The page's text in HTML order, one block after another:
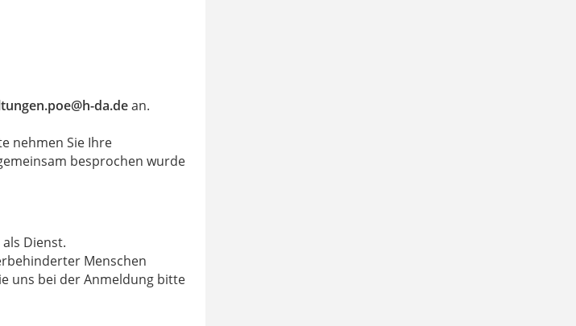
da.dean.
nehmen Sie Ihre
besprochen wurde
Dienst.
Menschen
uns bei der Anmeldung bitte